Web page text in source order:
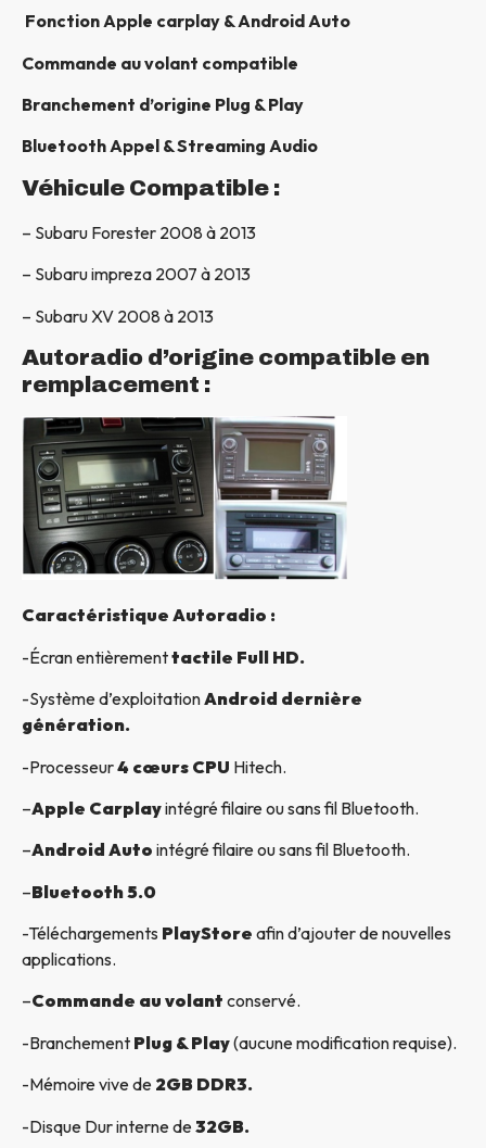
Fonction Apple carplay & Android Auto
Commande au volant compatible
Branchement d’origine Plug & Play
Bluetooth Appel & Streaming Audio
Véhicule Compatible :
– Subaru Forester 2008 à 2013
– Subaru impreza 2007 à 2013
– Subaru XV 2008 à 2013
Autoradio d’origine compatible en
remplacement :
Caractéristique Autoradio :
-Écran entièrementtactile Full HD.
-Système d’exploitationAndroid dernière
génération.
-Processeur4 cœurs CPU Hitech.
–Apple Carplayintégré filaire ou sans fil Bluetooth.
–Android Auto intégré filaire ou sans fil Bluetooth.
–Bluetooth 5.0
-Téléchargements PlayStore afin d’ajouter de nouvelles
applications.
–Commande au volant conservé.
-Branchement Plug & Play(aucune modification requise).
-Mémoire vive de 2GB DDR3.
-Disque Dur interne de32GB.